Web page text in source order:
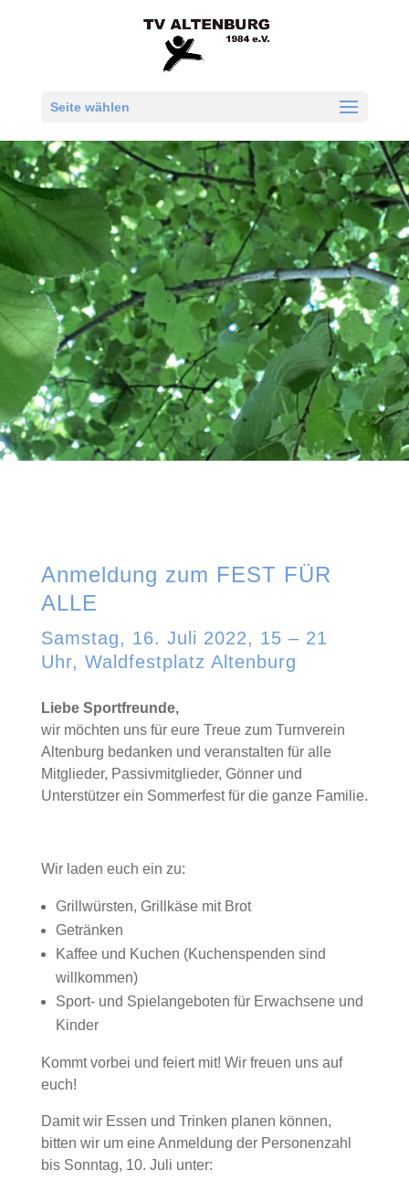
Seite wählen
Anmeldung zum FEST FÜR
ALLE
Samstag, 16. Juli 2022, 15 – 21
Uhr, Waldfestplatz Altenburg
Liebe Sportfreunde,
wir möchten uns für eure Treue zum Turnverein
Altenburg bedanken und veranstalten für alle
Mitglieder, Passivmitglieder, Gönner und
Unterstützer ein Sommerfest für die ganze Familie.
Wir laden euch ein zu:
Grillwürsten, Grillkäse mit Brot
Getränken
Kaffee und Kuchen (Kuchenspenden sind
willkommen)
Sport- und Spielangeboten für Erwachsene und
Kinder
Kommt vorbei und feiert mit! Wir freuen uns auf
euch!
Damit wir Essen und Trinken planen können,
bitten wir um eine Anmeldung der Personenzahl
bis Sonntag, 10. Juli unter: